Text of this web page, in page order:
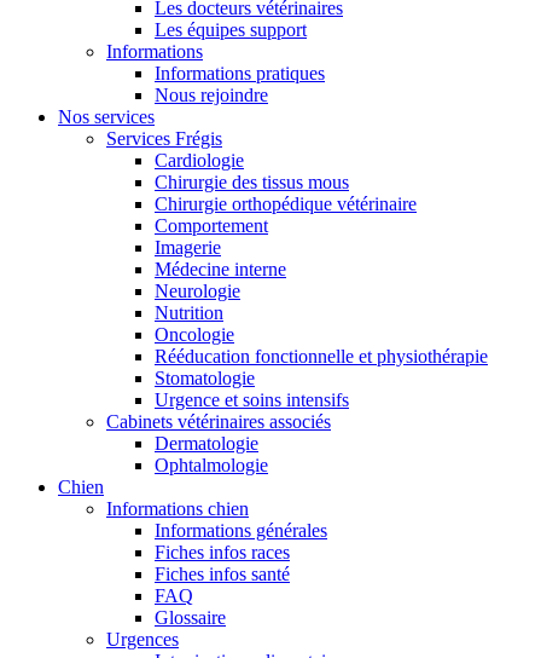
Les docteurs vétérinaires
Les équipes support
Informations
Informations pratiques
Nous rejoindre
Nos services
Services Frégis
Cardiologie
Chirurgie des tissus mous
Chirurgie orthopédique vétérinaire
Comportement
Imagerie
Médecine interne
Neurologie
Nutrition
Oncologie
Rééducation fonctionnelle et physiothérapie
Stomatologie
Urgence et soins intensifs
Cabinets vétérinaires associés
Dermatologie
Ophtalmologie
Chien
Informations chien
Informations générales
Fiches infos races
Fiches infos santé
FAQ
Glossaire
Urgences